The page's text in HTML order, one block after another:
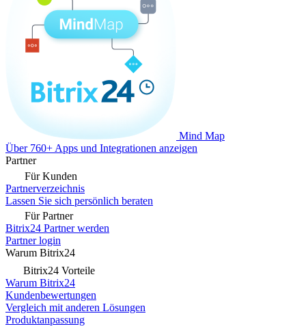
Mind Map
Über 760+ Apps und Integrationen anzeigen
Partner
Für Kunden
Partnerverzeichnis
Lassen Sie sich persönlich beraten
Für Partner
Bitrix24 Partner werden
Partner login
Warum Bitrix24
Bitrix24 Vorteile
Warum Bitrix24
Kundenbewertungen
Vergleich mit anderen Lösungen
Produktanpassung